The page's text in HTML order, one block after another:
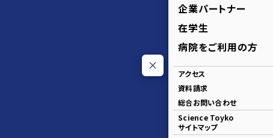
企業パートナー
在学生
病院をご利用の方
アクセス
資料請求
総合お問い合わせ
Science Toyko
サイトマップ